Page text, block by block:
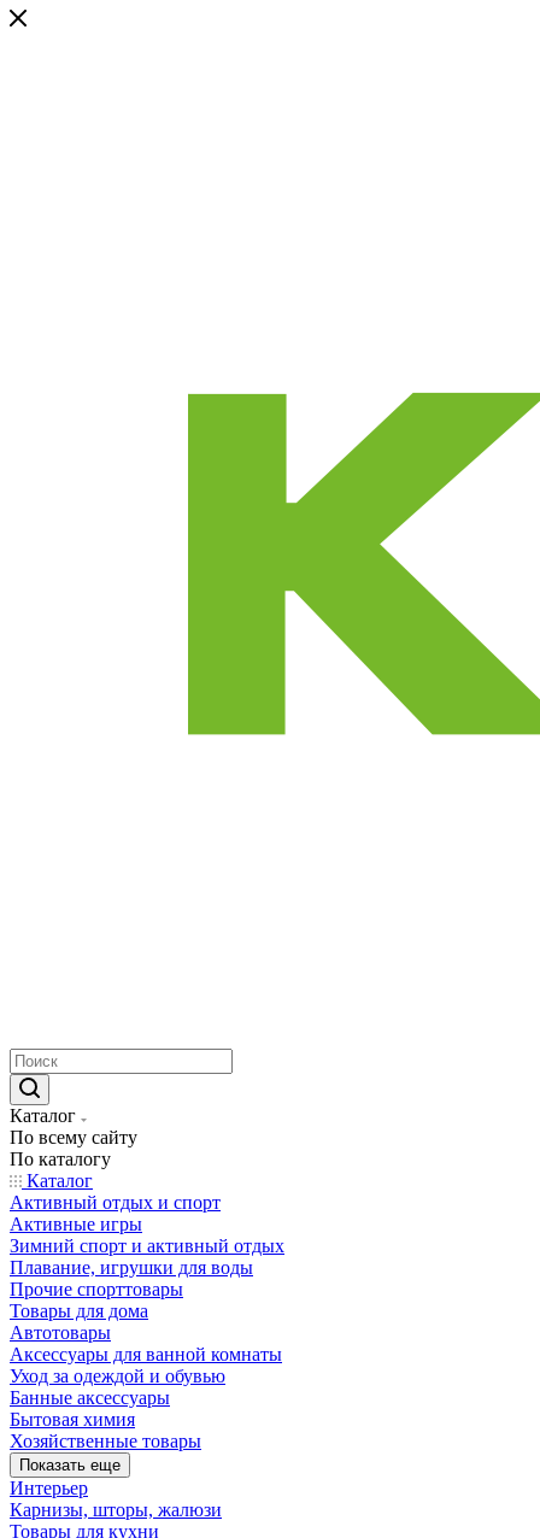
Каталог
По всему сайту
По каталогу
Каталог
Активный отдых и спорт
Активные игры
Зимний спорт и активный отдых
Плавание, игрушки для воды
Прочие спорттовары
Товары для дома
Автотовары
Аксессуары для ванной комнаты
Уход за одеждой и обувью
Банные аксессуары
Бытовая химия
Хозяйственные товары
Показать еще
Интерьер
Карнизы, шторы, жалюзи
Товары для кухни